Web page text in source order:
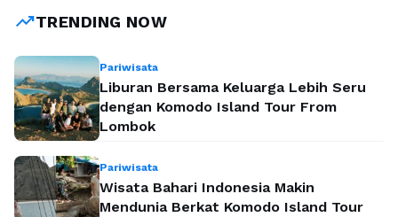
teknik penjualan …Baca Selengkapnya
trending_upTRENDING NOW
Pariwisata
Liburan Bersama Keluarga Lebih Seru
dengan Komodo Island Tour From
Lombok
Pariwisata
Wisata Bahari Indonesia Makin
Mendunia Berkat Komodo Island Tour